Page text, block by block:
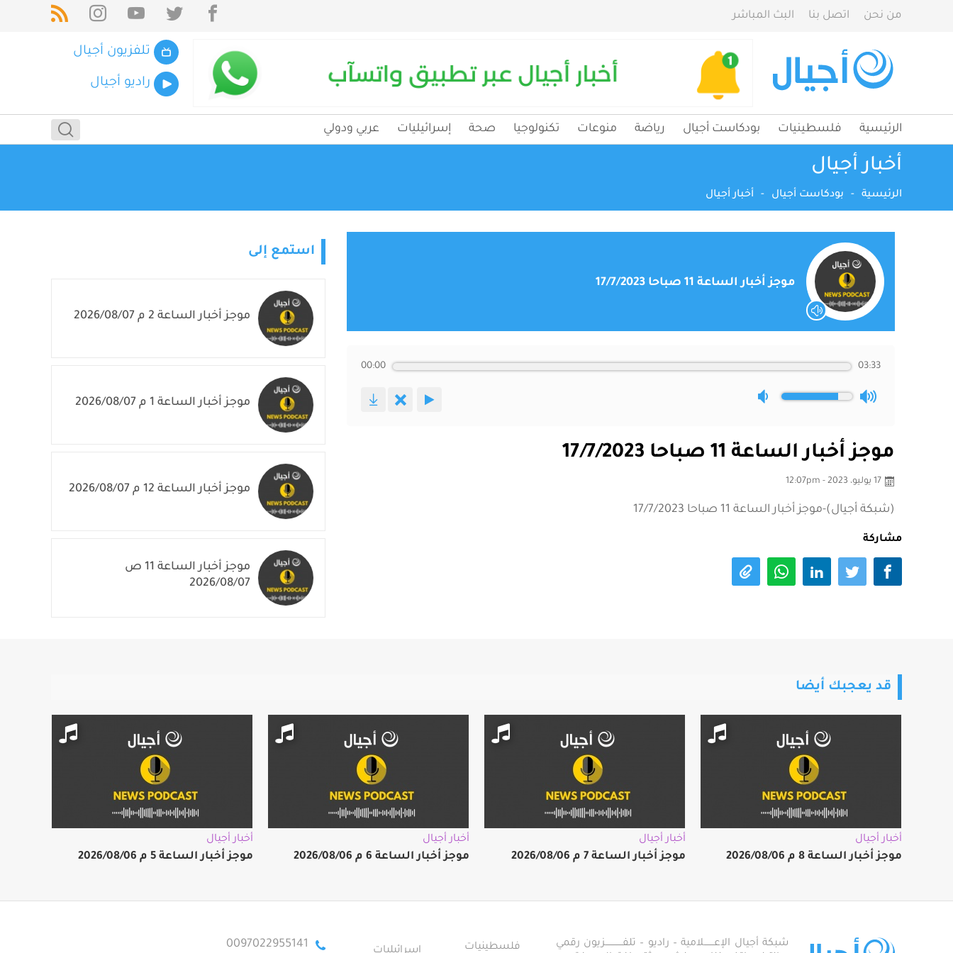
من نحن اتصل بنا البث المباشر
تلفزيون أجيال
راديو أجيال
الرئيسية فلسطينيات بودكاست أجيال رياضة منوعات تكنولوجيا صحة إسرائيليات عربي ودولي
أخبار أجيال
الرئيسية - بودكاست أجيال - أخبار أجيال
موجز أخبار الساعة 11 صباحا 17/7/2023
00:00 03:33
موجز أخبار الساعة 11 صباحا 17/7/2023
17 يوليو، 2023 - 12:07pm
(شبكة أجيال)-موجز أخبار الساعة 11 صباحا 17/7/2023
مشاركة
استمع إلى
موجز أخبار الساعة 2 م 2026/08/07
موجز أخبار الساعة 1 م 2026/08/07
موجز أخبار الساعة 12 م 2026/08/07
موجز أخبار الساعة 11 ص
2026/08/07
قد يعجبك أيضا
أخبار أجيال
موجز أخبار الساعة 8 م 2026/08/06
أخبار أجيال
موجز أخبار الساعة 7 م 2026/08/06
أخبار أجيال
موجز أخبار الساعة 6 م 2026/08/06
أخبار أجيال
موجز أخبار الساعة 5 م 2026/08/06
شبكة أجيال الإعـــــــلامية – راديو – تلفــــــــــــزيون رقمي
فلسطينيات 0097022955141